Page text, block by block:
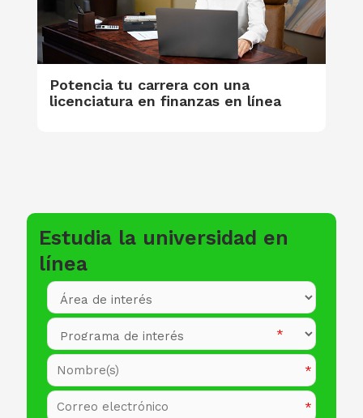
Potencia tu carrera con una
licenciatura en finanzas en línea
Estudia la universidad en
línea